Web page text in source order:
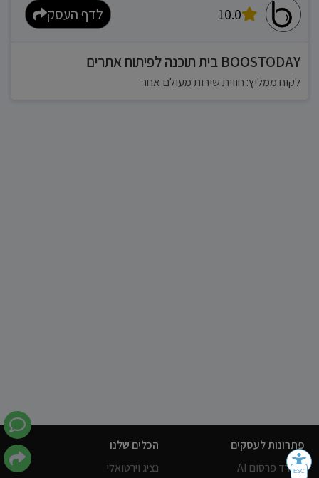
10.0 לדף העסק
BOOSTODAY בית תוכנה לפיתוח אתרים
לקוח ממליץ: חווית שירות מעולם אחר
פתרונות לעסקים
משרד פרסום AI
הכלים שלנו
נציג וירטואלי